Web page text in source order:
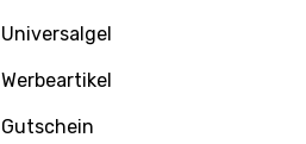
Universalgel
Werbeartikel
Gutschein